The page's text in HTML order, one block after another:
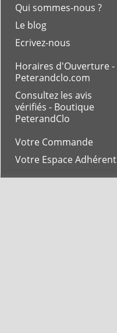
Qui sommes-nous ?
Le blog
Ecrivez-nous
Horaires d'Ouverture -
Peterandclo.com
Consultez les avis
vérifiés - Boutique
PeterandClo
Votre Commande
Votre Espace Adhérent